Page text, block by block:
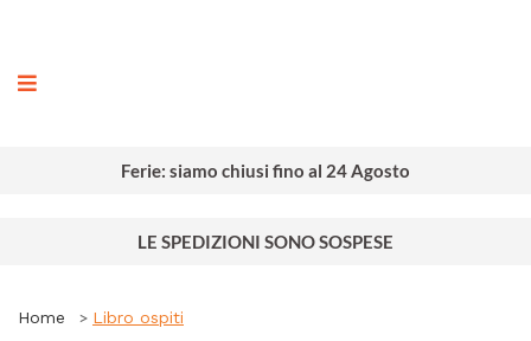
Ferie: siamo chiusi fino al 24 Agosto
LE SPEDIZIONI SONO SOSPESE
Home Libro ospiti